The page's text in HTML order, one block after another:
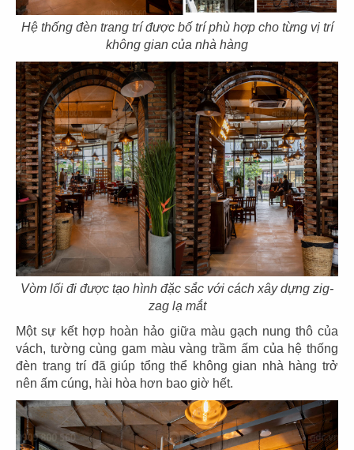
Hệ thống đèn trang trí được bố trí phù hợp cho từng vị trí
không gian của nhà hàng
Vòm lối đi được tạo hình đặc sắc với cách xây dựng zig-
zag lạ mắt
Một sự kết hợp hoàn hảo giữa màu gạch nung thô của
vách, tường cùng gam màu vàng trầm ấm của hệ thống
đèn trang trí đã giúp tổng thể không gian nhà hàng trở
nên ấm cúng, hài hòa hơn bao giờ hết.
107
DON CHICKEN
Thảo Điền, Q.2
108
DON CHICKEN
CN Hai Bà Trưng - Q.1
109
DON CHICKEN
CN Điện Biên Phủ - Q.BT
110
THAI MARKET
CN Emart Gò Vấp
111
THAI MARKET
CN Phan Xích Long
112
PAT KAO THAI 1
CN Mỹ Tho